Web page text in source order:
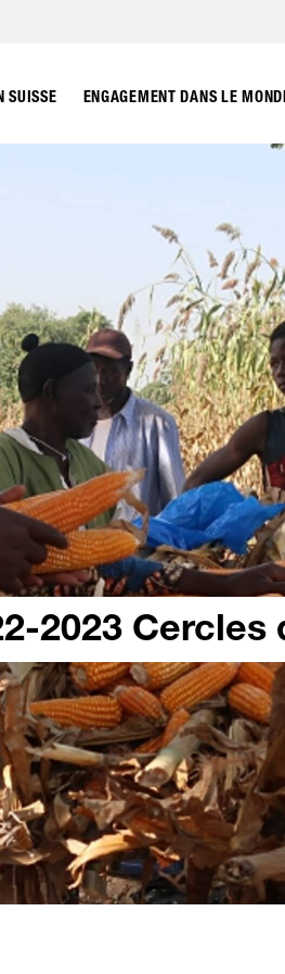
Aller au
SUISSE ENGAGEMENT DANS LE
2023 Cercles